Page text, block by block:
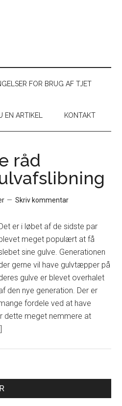
FOR BRUG AF TJET
EN ARTIKEL KONTAKT
råd
Skriv kommentar
er i løbet af de sidste par
meget populært at få
sine gulve. Generationen
gerne vil have gulvtæpper på
gulve er blevet overhalet
den nye generation. Der er
fordele ved at have
dette meget nemmere at